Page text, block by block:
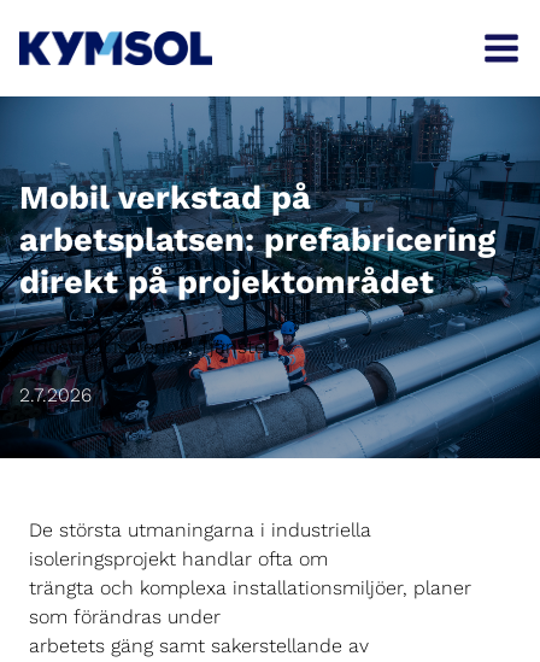
content
Mobil verkstad på
arbetsplatsen: prefabricering
direkt på projektområdet
Industriell isolering, Tjänster
2.7.2026
De största utmaningarna i industriella
isoleringsprojekt handlar ofta om
trängta och komplexa installationsmiljöer, planer
som förändras under
arbetets gäng samt sakerstellande av